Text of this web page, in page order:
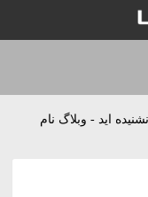
اید - وبلاگ نام